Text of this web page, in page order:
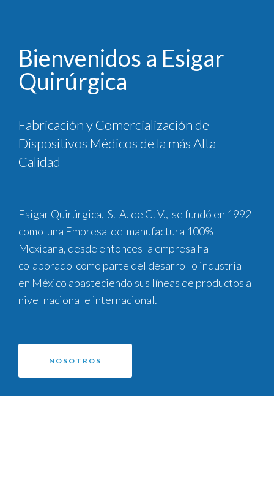
Bienvenidos a Esigar
Quirúrgica
Fabricación y Comercialización de
Dispositivos Médicos de la más Alta
Calidad
Esigar Quirúrgica, S. A. de C. V., se fundó en 1992
como una Empresa de manufactura 100%
Mexicana, desde entonces la empresa ha
colaborado como parte del desarrollo industrial
en México abasteciendo sus líneas de productos a
nivel nacional e internacional.
NOSOTROS